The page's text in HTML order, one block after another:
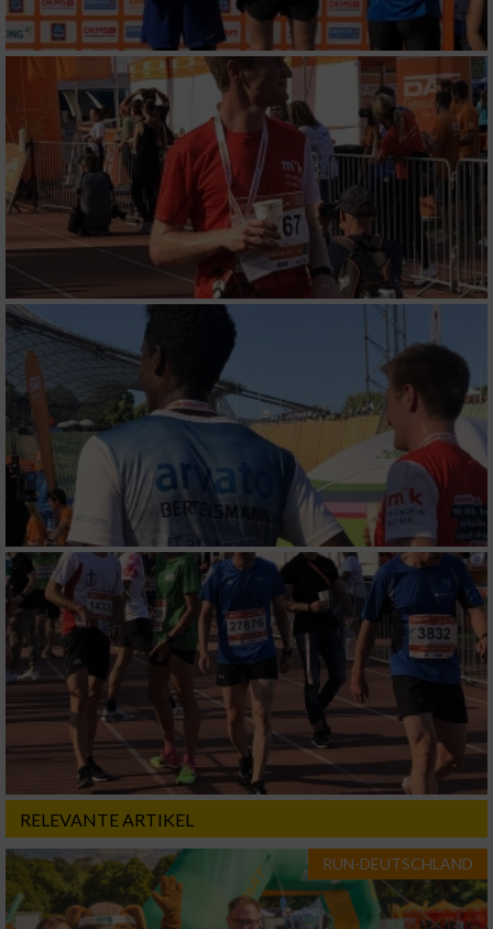
RELEVANTE ARTIKEL
RUN-DEUTSCHLAND
Funktional
Werbung